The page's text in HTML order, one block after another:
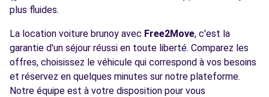
plus fluides.
La location voiture brunoy avec Free2Move, c'est la
garantie d'un séjour réussi en toute liberté. Comparez les
offres, choisissez le véhicule qui correspond à vos besoins
et réservez en quelques minutes sur notre plateforme.
Notre équipe est à votre disposition pour vous